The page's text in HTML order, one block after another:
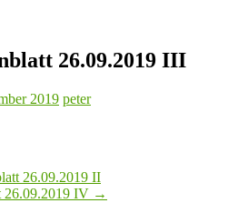
26.09.2019 III
2019 peter
26.09.2019 II
26.09.2019 IV →